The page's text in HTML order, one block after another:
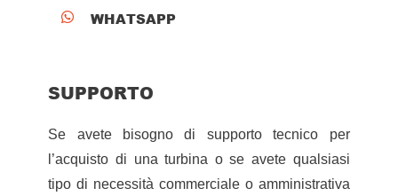
 WHATSAPP
SUPPORTO
Se avete bisogno di supporto tecnico per
l’acquisto di una turbina o se avete qualsiasi
tipo di necessità commerciale o amministrativa